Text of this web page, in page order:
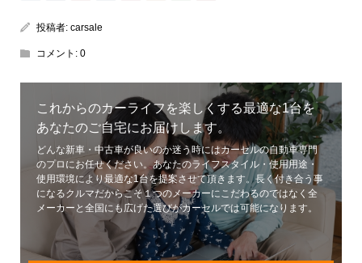
投稿者: carsale
コメント: 0
これからのカーライフを楽しくする最適な1台を
あなたのご自宅にお届けします。
どんな新車・中古車が良いのか迷う時にはカーセルの自動車専門
のプロにお任せください。あなたのライフスタイル・使用用途・
使用環境により最適な1台を提案させて頂きます。長く付き合う事
になるクルマだからこそ１つのメーカーにこだわるのではなく全
メーカーと全国にも広げた選びがカーセルでは可能になります。